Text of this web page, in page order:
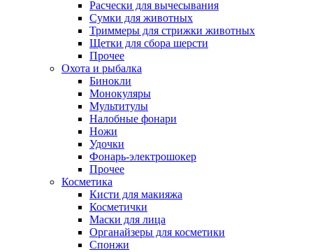
Расчески для вычесывания
Сумки для животных
Триммеры для стрижки животных
Щетки для сбора шерсти
Прочее
Охота и рыбалка
Бинокли
Монокуляры
Мультитулы
Налобные фонари
Ножи
Удочки
Фонарь-электрошокер
Прочее
Косметика
Кисти для макияжа
Косметички
Маски для лица
Органайзеры для косметики
Спонжи